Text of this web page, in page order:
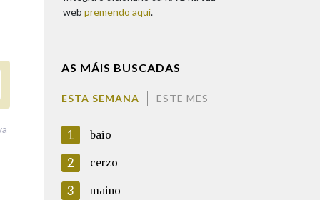
web premendo aquí.
AS MÁIS BUSCADAS
ESTA SEMANA ESTE MES
1 baio
2 cerzo
3 maino